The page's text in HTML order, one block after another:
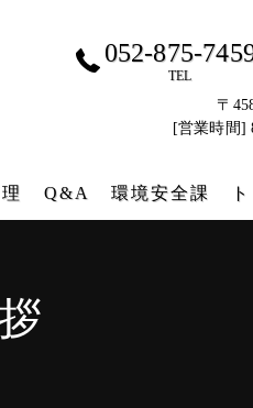
052-875-
TEL
〒
[営業時間]
Q&A 環境安全課